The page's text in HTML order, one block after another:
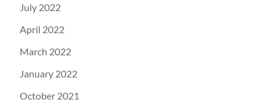
July 2022
April 2022
March 2022
January 2022
October 2021